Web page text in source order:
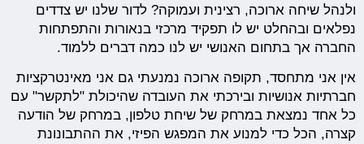
ולנהל שיחה ארוכה, רצינית ועמוקה? לדור שלנו יש צדדים
נפלאים ובהחלט יש לו תפקיד מרכזי בנאורות והתפתחות
החברה אך בתחום האנושי יש לנו כמה דברים ללמוד.
אין אני מתחסד, תקופה ארוכה נמנעתי גם אני מאינטרקציות
חברתיות אנושיות ובירכתי את העובדה שהיכולת "לתקשר" עם
כל אחד נמצאת במרחק של שיחת טלפון, במרחק של הודעה
קצרה, הכל כדי למנוע את המפגש הפיזי, את ההתבונונת